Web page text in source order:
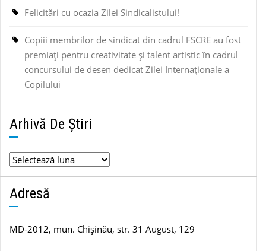
Felicitări cu ocazia Zilei Sindicalistului!
Copiii membrilor de sindicat din cadrul FSCRE au fost
premiați pentru creativitate și talent artistic în cadrul
concursului de desen dedicat Zilei Internaționale a
Copilului
Arhivă De Știri
Arhivă
de
știri
Adresă
MD-2012, mun. Chișinău, str. 31 August, 129